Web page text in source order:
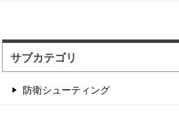
サブカテゴリ
防衛シューティング